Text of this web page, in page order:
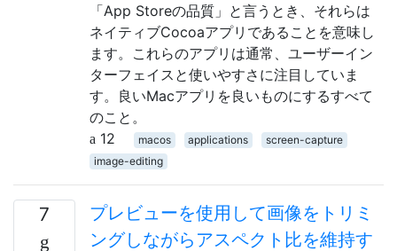
「App Storeの品質」と言うとき、それらは
ネイティブCocoaアプリであることを意味し
ます。これらのアプリは通常、ユーザーイン
ターフェイスと使いやすさに注目していま
す。良いMacアプリを良いものにするすべて
のこと。
12
macos applications
screen-capture
image-editing
7
プレビューを使用して画像をトリミ
ングしながらアスペクト比を維持す